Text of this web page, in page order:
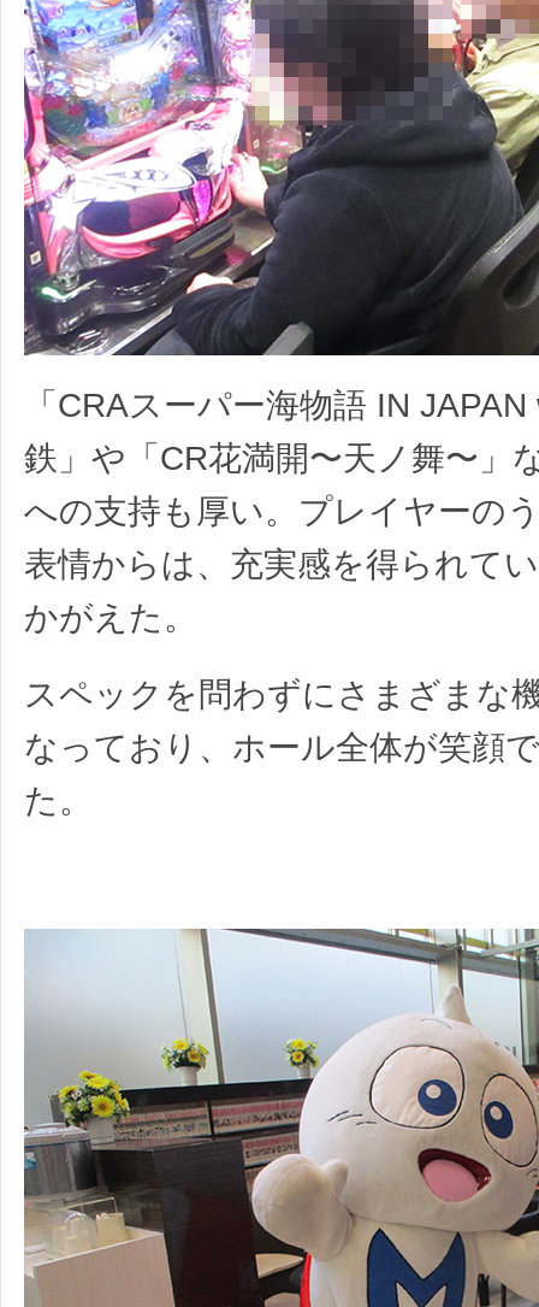
「CRAスーパー海物語 IN
鉄」や「CR花満開〜天ノ舞〜」
への支持も厚い。プレイヤーの
表情からは、充実感を得られて
かがえた。
スペックを問わずにさまざまな
なっており、ホール全体が笑顔
た。